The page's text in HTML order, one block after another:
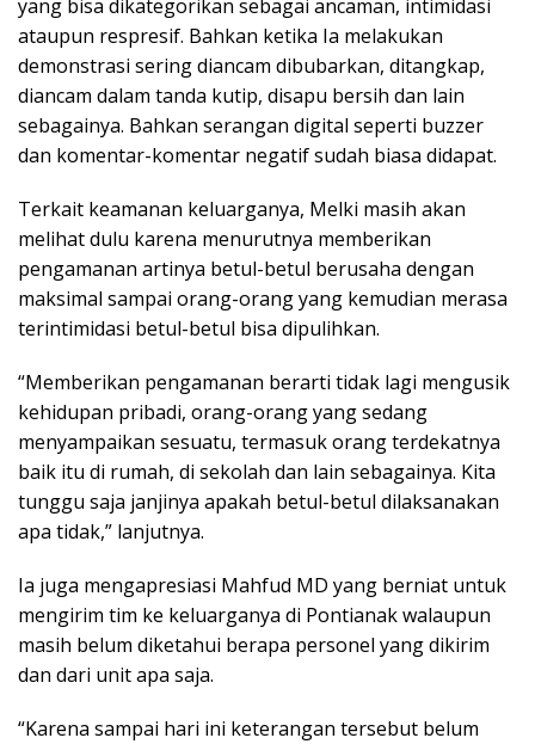
yang bisa dikategorikan sebagai ancaman, intimidasi
ataupun respresif. Bahkan ketika Ia melakukan
demonstrasi sering diancam dibubarkan, ditangkap,
diancam dalam tanda kutip, disapu bersih dan lain
sebagainya. Bahkan serangan digital seperti buzzer
dan komentar-komentar negatif sudah biasa didapat.
Terkait keamanan keluarganya, Melki masih akan
melihat dulu karena menurutnya memberikan
pengamanan artinya betul-betul berusaha dengan
maksimal sampai orang-orang yang kemudian merasa
terintimidasi betul-betul bisa dipulihkan.
“Memberikan pengamanan berarti tidak lagi mengusik
kehidupan pribadi, orang-orang yang sedang
menyampaikan sesuatu, termasuk orang terdekatnya
baik itu di rumah, di sekolah dan lain sebagainya. Kita
tunggu saja janjinya apakah betul-betul dilaksanakan
apa tidak,” lanjutnya.
Ia juga mengapresiasi Mahfud MD yang berniat untuk
mengirim tim ke keluarganya di Pontianak walaupun
masih belum diketahui berapa personel yang dikirim
dan dari unit apa saja.
“Karena sampai hari ini keterangan tersebut belum